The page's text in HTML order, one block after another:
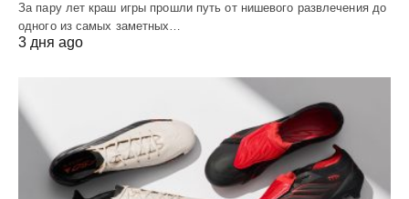
За пару лет краш игры прошли путь от нишевого развлечения до
одного из самых заметных…
3 дня ago